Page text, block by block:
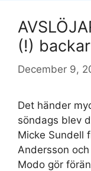
(!) backar
December 9,
Det händer
söndags blev
Micke Sundell
Andersson
Modo gör